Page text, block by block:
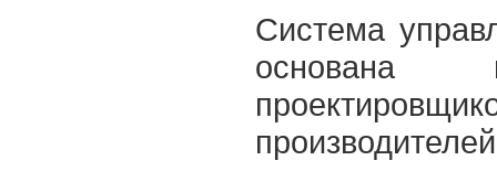
Cистема
основана